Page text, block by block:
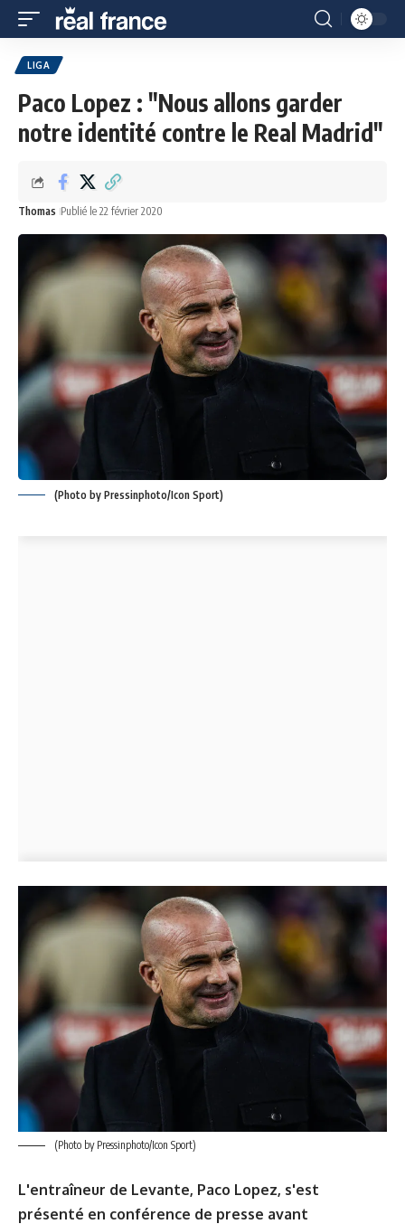
LIGA
Paco Lopez : "Nous allons garder
notre identité contre le Real Madrid"
Thomas Publié le 22 février 2020
(Photo by Pressinphoto/Icon Sport)
(Photo by Pressinphoto/Icon Sport)
L'entraîneur de Levante, Paco Lopez, s'est
présenté en conférence de presse avant